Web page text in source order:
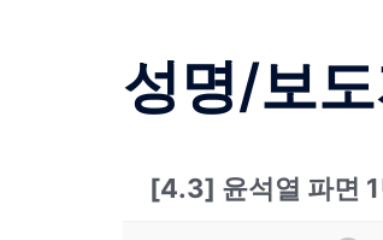
성명/보
[4.3] 윤석열 파면